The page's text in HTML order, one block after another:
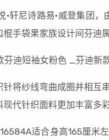
轩尼诗路易·威登集团
手袋果家族设计间芬迪
将纱线弯曲成圈并相互
代针织面料更加丰富多
适合身高165厘米